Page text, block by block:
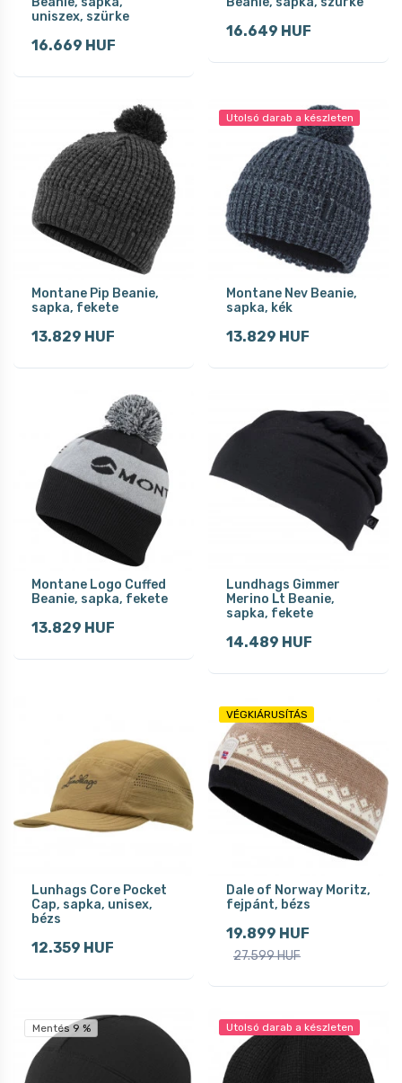
uniszex, szürke
16.669 HUF
16.649 HUF
Montane Pip Beanie,
sapka, fekete
13.829 HUF
Utolsó darab a készleten
Montane Nev Beanie,
sapka, kék
13.829 HUF
Montane Logo Cuffed
Beanie, sapka, fekete
13.829 HUF
Lundhags Gimmer
Merino Lt Beanie,
sapka, fekete
14.489 HUF
Lunhags Core Pocket
Cap, sapka, unisex,
bézs
12.359 HUF
VÉGKIÁRUSÍTÁS
Dale of Norway Moritz,
fejpánt, bézs
19.899 HUF
27.599 HUF
Mentés 9 % Utolsó darab a készleten